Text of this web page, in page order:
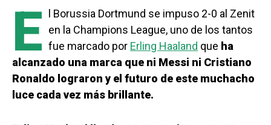
E
l Borussia Dortmund se impuso 2-0 al Zenit
en la Champions League, uno de los tantos
fue marcado por Erling Haaland que ha
alcanzado una marca que ni Messi ni Cristiano
Ronaldo lograron y el futuro de este muchacho
luce cada vez más brillante.